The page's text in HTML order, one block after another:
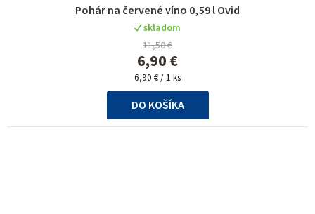
Pohár na červené víno 0,59 l Ovid
hodnotenie
produktu
je
5,0
z
5
hviezdičiek.
skladom
6,90 €
11,50 €
Jednotková
cena:
6,90 € / 1 ks
DO KOŠÍKA